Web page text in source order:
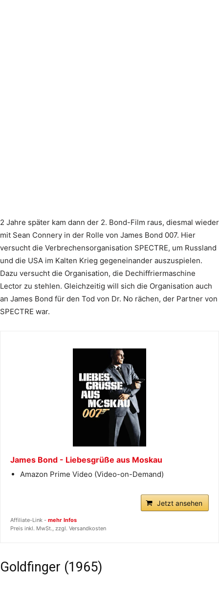
2 Jahre später kam dann der 2. Bond-Film raus, diesmal wieder
mit Sean Connery in der Rolle von James Bond 007. Hier
versucht die Verbrechensorganisation SPECTRE, um Russland
und die USA im Kalten Krieg gegeneinander auszuspielen.
Dazu versucht die Organisation, die Dechiffriermaschine
Lector zu stehlen. Gleichzeitig will sich die Organisation auch
an James Bond für den Tod von Dr. No rächen, der Partner von
SPECTRE war.
James Bond - Liebesgrüße aus Moskau
Amazon Prime Video (Video-on-Demand)
Jetzt ansehen
Affiliate-Link - mehr Infos
Preis inkl. MwSt., zzgl. Versandkosten
Goldfinger (1965)